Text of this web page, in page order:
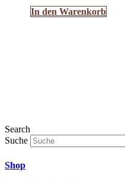
In den Warenkorb
Search
Suche
Shop